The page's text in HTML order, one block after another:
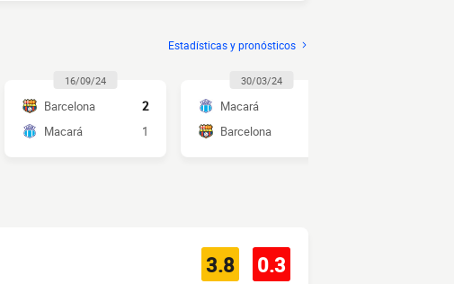
Estadísticas y pronósticos
16/09/24
Barcelona
2
Macará
1
30/03/24
Macará
Barcelona
3.8 0.3